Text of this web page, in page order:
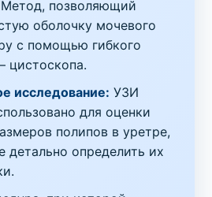
Метод, позволяющий
оболочку мочевого
с помощью гибкого
цистоскопа.
исследование: УЗИ
для оценки
полипов в уретре,
детально определить их